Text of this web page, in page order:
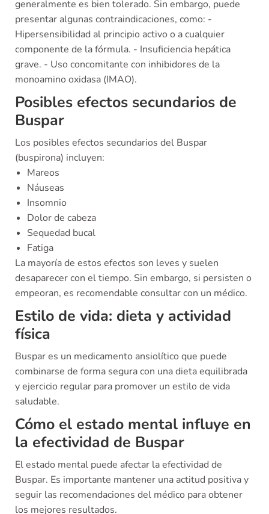
generalmente es bien tolerado. Sin embargo, puede
presentar algunas contraindicaciones, como: -
Hipersensibilidad al principio activo o a cualquier
componente de la fórmula. - Insuficiencia hepática
grave. - Uso concomitante con inhibidores de la
monoamino oxidasa (IMAO).
Posibles efectos secundarios de
Buspar
Los posibles efectos secundarios del Buspar
(buspirona) incluyen:
Mareos
Náuseas
Insomnio
Dolor de cabeza
Sequedad bucal
Fatiga
La mayoría de estos efectos son leves y suelen
desaparecer con el tiempo. Sin embargo, si persisten o
empeoran, es recomendable consultar con un médico.
Estilo de vida: dieta y actividad
física
Buspar es un medicamento ansiolítico que puede
combinarse de forma segura con una dieta equilibrada
y ejercicio regular para promover un estilo de vida
saludable.
Cómo el estado mental influye en
la efectividad de Buspar
El estado mental puede afectar la efectividad de
Buspar. Es importante mantener una actitud positiva y
seguir las recomendaciones del médico para obtener
los mejores resultados.